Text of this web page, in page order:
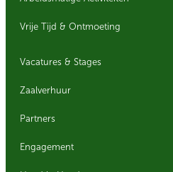
Vrije Tijd & Ontmoeting
Vacatures & Stages
Zaalverhuur
Partners
Engagement